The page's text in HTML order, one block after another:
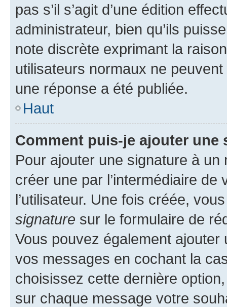
pas s’il s’agit d’une édition
administrateur, bien qu’ils
note discrète exprimant la
utilisateurs normaux ne
une réponse a été publiée.
Haut
Comment puis-je ajouter une
Pour ajouter une signature à un
créer une par l’intermédiaire
l’utilisateur. Une fois créée,
signature sur le formulaire de
Vous pouvez également
vos messages en cochant la
choisissez cette dernière
sur chaque message votre